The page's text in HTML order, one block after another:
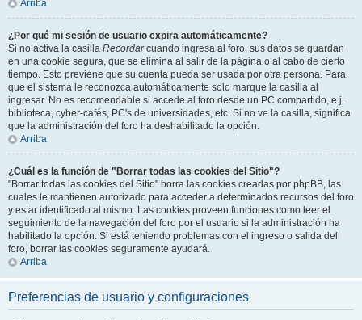
Arriba
¿Por qué mi sesión de usuario expira automáticamente?
Si no activa la casilla Recordarcuando ingresa al foro, sus datos se guardan
en una cookie segura, que se elimina al salir de la página o al cabo de cierto
tiempo. Esto previene que su cuenta pueda ser usada por otra persona. Para
que el sistema le reconozca automáticamente solo marque la casilla al
ingresar. No es recomendable si accede al foro desde un PC compartido, e.j.
biblioteca, cyber-cafés, PC's de universidades, etc. Si no ve la casilla, significa
que la administración del foro ha deshabilitado la opción.
Arriba
¿Cuál es la función de "Borrar todas las cookies del Sitio"?
"Borrar todas las cookies del Sitio" borra las cookies creadas por phpBB, las
cuales le mantienen autorizado para acceder a determinados recursos del foro
y estar identificado al mismo. Las cookies proveen funciones como leer el
seguimiento de la navegación del foro por el usuario si la administración ha
habilitado la opción. Si está teniendo problemas con el ingreso o salida del
foro, borrar las cookies seguramente ayudará.
Arriba
Preferencias de usuario y configuraciones